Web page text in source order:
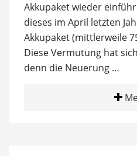
Akkupaket wieder
dieses im April letzten
Akkupaket (mittlerweile
Diese Vermutung hat
denn die Neuerung …